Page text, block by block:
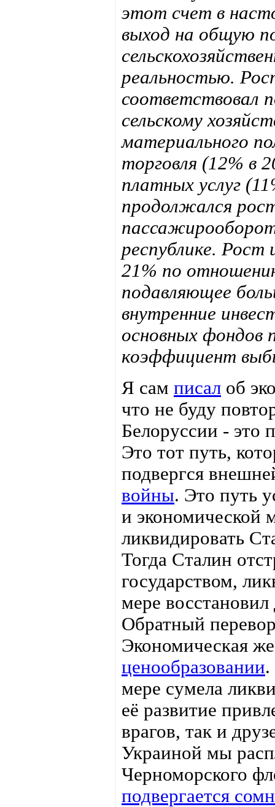
этот счет в
выход на общую
реальностью.
соответствовал
сельскому
материального
торговля (12% в
платных услуг
продолжался
республике. Рост
21% по
подавляющее
внутренние
основных фондов
коэффициент
Я сам писал об
что не буду
Белоруссии - это
Это тот путь,
подвергся
войны. Это путь
и экономической
ликвидировать
Тогда Сталин
государством,
мере
Обратный
Экономическая
ценообразовании.
мере сумела
её развитие
врагов, так и
Украиной мы
Черноморского
подвергается